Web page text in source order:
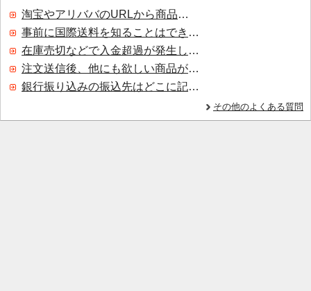
淘宝やアリババのURLから商品を探すことはできますか？
事前に国際送料を知ることはできますか？
在庫売切などで入金超過が発生した場合はいつ返金されますか？
注文送信後、他にも欲しい商品が見つかった場合、追加注文できますか？
銀行振り込みの振込先はどこに記載されていますか？
その他のよくある質問